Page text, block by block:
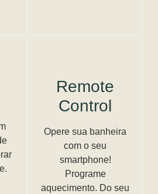
Remote
Control
Opere sua banheira
com o seu
smartphone!
Programe
aquecimento. Do seu